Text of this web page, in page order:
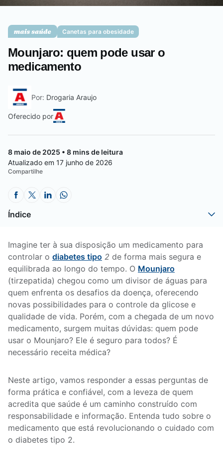
Canetas para obesidade
Mounjaro: quem pode usar o
medicamento
Por: Drogaria Araujo
Oferecido por
8 maio de 2025 • 8 mins de leitura
Atualizado em 17 junho de 2026
Compartilhe
Índice
Imagine ter à sua disposição um medicamento para
controlar o diabetes tipo 2 de forma mais segura e
equilibrada ao longo do tempo. O Mounjaro
(tirzepatida) chegou como um divisor de águas para
quem enfrenta os desafios da doença, oferecendo
novas possibilidades para o controle da glicose e
qualidade de vida. Porém, com a chegada de um novo
medicamento, surgem muitas dúvidas: quem pode
usar o Mounjaro? Ele é seguro para todos? É
necessário receita médica?
Neste artigo, vamos responder a essas perguntas de
forma prática e confiável, com a leveza de quem
acredita que saúde é um caminho construído com
responsabilidade e informação. Entenda tudo sobre o
medicamento que está revolucionando o cuidado com
o diabetes tipo 2.